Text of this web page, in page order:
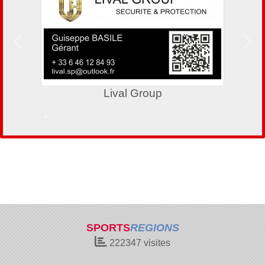
Lival Group
Précedent
SPORTSREGIONS
222347 visites